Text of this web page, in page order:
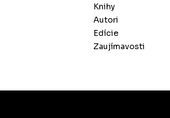
Knihy
Autori
Edície
Zaujímavosti